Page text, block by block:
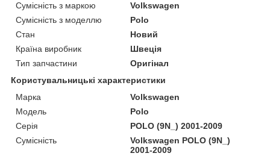
Сумісність з маркою
Volkswagen
Сумісність з моделлю
Polo
Стан
Новий
Країна виробник
Швеція
Тип запчастини
Оригінал
Користувальницькі характеристики
Марка
Volkswagen
Мoдель
Polo
Серія
POLO (9N_) 2001-2009
Сумісність
Volkswagen POLO (9N_)
2001-2009